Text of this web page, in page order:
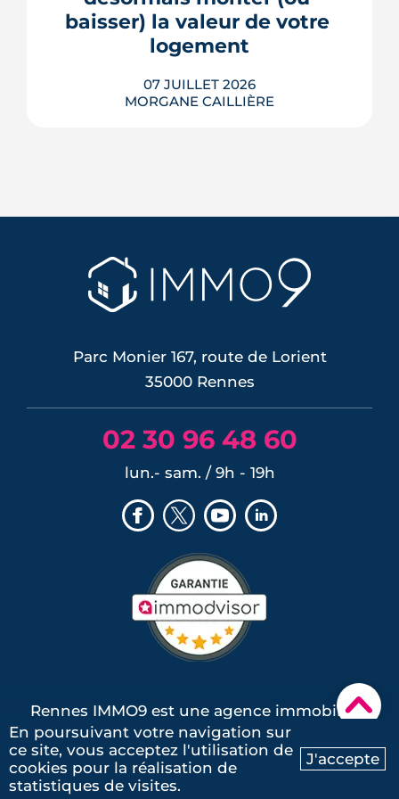
Ma recherche Contactez-nous
▾
LIRE L'ARTICLE
baisser) la valeur de votre
logement
07 JUILLET 2026
MORGANE CAILLIÈRE
possible, risque de décote, limites du
DPE, atout du neuf : ce qu'il faut savoir
avant d'acheter ou de revendre.
Parc Monier 167, route de Lorient
35000 Rennes
02 30 96 48 60
lun.- sam. / 9h - 19h
Rennes IMMO9 est une agence immobilière
spécialisée dans le neuf et dans la
promotion immobilière.
Nos conseillers locaux vous accompagnent
En poursuivant votre navigation sur
ce site, vous acceptez l'utilisation de
cookies pour la réalisation de
statistiques de visites.
J'accepte